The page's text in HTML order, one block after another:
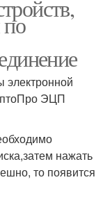
электронной
ЭЦП
нажать
то появится